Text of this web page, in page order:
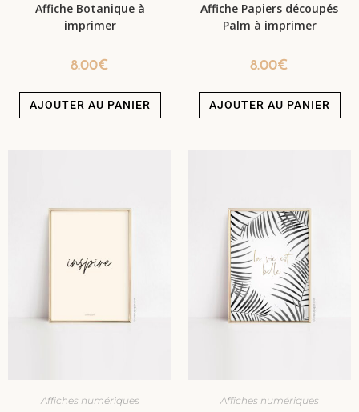
Affiche Botanique à
imprimer
8.00€
AJOUTER AU PANIER
Affiche Papiers découpés
Palm à imprimer
8.00€
AJOUTER AU PANIER
Affiches numériques Affiches numériques